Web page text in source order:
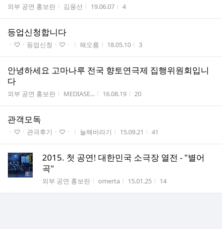
게시판명
외부 공연 홍보란 작성자
김용선 작성시간
19.06.07 조회수
4
등업신청합니다
게시판명
ㆍ♡ㆍ등업신청ㆍ♡ㆍ 작성자
해오름 작성시간
18.05.10 조회수
3
안녕하세요 고마나루 전국 향토연극제 집행위원회입니
다
게시판명
외부 공연 홍보란 작성자
MEDIASE... 작성시간
16.08.19 조회수
20
관객모독
게시판명
ㆍ♡ㆍ관극후기ㆍ♡ㆍ 작성자
늘해바라기 작성시간
15.09.21 조회수
41
2015. 첫 공연! 대한민국 소극장 열전 - "별어
곡"
게시판명
외부 공연 홍보란 작성자
omerta 작성시간
15.01.25 조회수
14